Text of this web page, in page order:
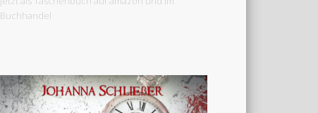
Buchhandel